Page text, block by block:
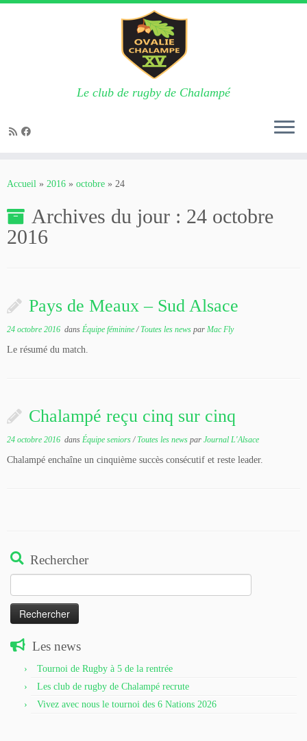
Le club de rugby de Chalampé
Accueil » 2016 » octobre » 24
Archives du jour : 24 octobre
2016
Pays de Meaux – Sud Alsace
24 octobre 2016 dans Équipe féminine/Toutes les news par Mac Fly
Le résumé du match.
Chalampé reçu cinq sur cinq
24 octobre 2016 dans Équipe seniors/Toutes les news par Journal L'Alsace
Chalampé enchaîne un cinquième succès consécutif et reste leader.
Rechercher
Les news
Tournoi de Rugby à 5 de la rentrée
Les club de rugby de Chalampé recrute
Vivez avec nous le tournoi des 6 Nations 2026